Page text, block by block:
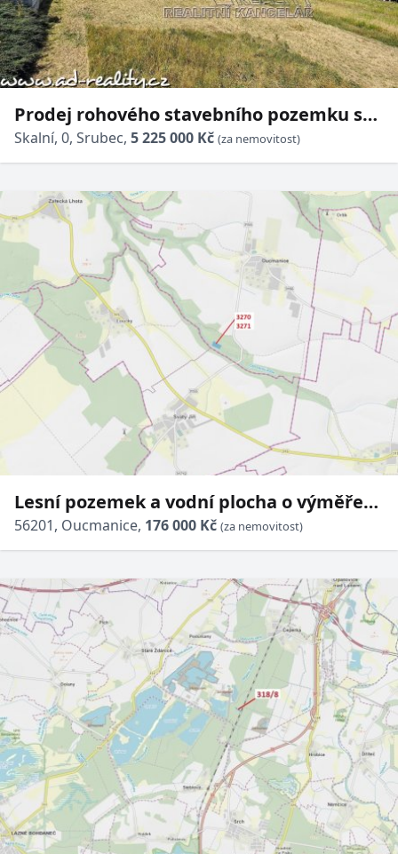
Prodej rohového stavebního pozemku s
panoramatickým výhledem [550m2]
Skalní ulice, Srubec
Skalní, 0, Srubec, 5 225 000 Kč (za nemovitost)
Lesní pozemek a vodní plocha o výměře
5003 m2, podíl 1/1, katastrální území
Oucmanice, obec Oucmanic
56201, Oucmanice, 176 000 Kč (za nemovitost)